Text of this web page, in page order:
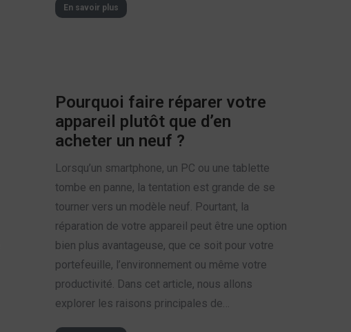
En savoir plus
Pourquoi faire réparer votre
appareil plutôt que d’en
acheter un neuf ?
Lorsqu’un smartphone, un PC ou une tablette
tombe en panne, la tentation est grande de se
tourner vers un modèle neuf. Pourtant, la
réparation de votre appareil peut être une option
bien plus avantageuse, que ce soit pour votre
portefeuille, l’environnement ou même votre
productivité. Dans cet article, nous allons
explorer les raisons principales de…